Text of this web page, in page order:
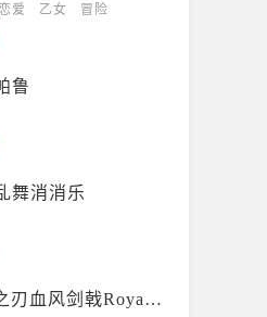
恋爱 乙女
冒险
鲁
舞消消乐
鬼灭之刃血风剑戟Royale国际服